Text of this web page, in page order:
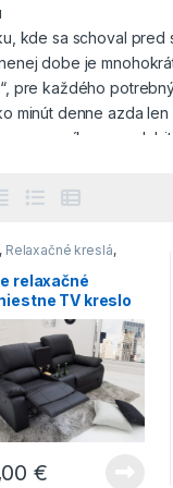
kde sa schoval pred
dobe je
pre každého
minút denne azda
pomocníkov pre
rozmanitosti.
stene. Aby splnilo
zohľadniť niekoľko
sa vybrané kreslo
ktorý sa v danom
relaxačné kreslá
farebnosti
ponuke sú relaxačné
(JOSEPHINE),
, Relaxačné kreslá,
relaxačné
TV kreslo
»
€